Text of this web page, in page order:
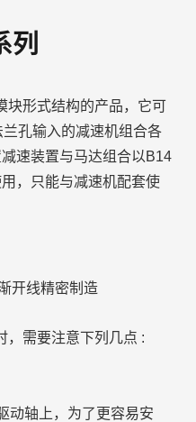
列
块形式结构的产品，它可
孔输入的减速机组合各
速装置与马达组合以B14
，只能与减速机配套使
开线精密制造
，需要注意下列几点 :
动轴上，为了更容易安